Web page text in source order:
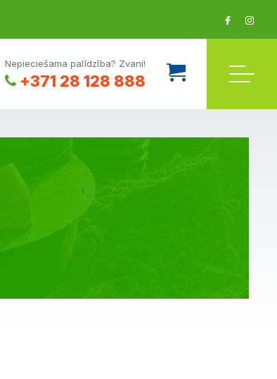
Nepieciešama palīdzība? Zvani!
+371 28 128 888